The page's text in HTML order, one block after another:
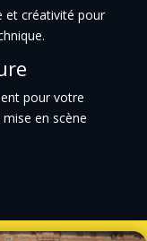
et créativité pour
pour votre
en scène